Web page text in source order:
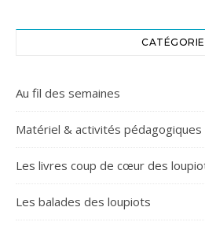
Au fil des semaines
Matériel & activités pédagogiques
Les livres coup de cœur des
Les balades des loupiots